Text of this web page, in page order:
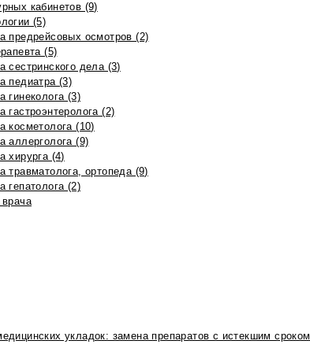
кабинетов (9)
(5)
предрейсовых осмотров (2)
(5)
сестринского дела (3)
педиатра (3)
гинеколога (3)
гастроэнтеролога (2)
косметолога (10)
аллерголога (9)
хирурга (4)
травматолога, ортопеда (9)
гепатолога (2)
врача
укладок: замена препаратов с истекшим сроком